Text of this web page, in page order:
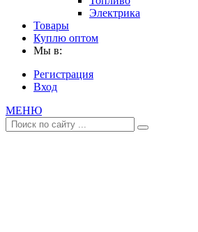
Электрика
Товары
Куплю оптом
Мы в:
Регистрация
Вход
МЕНЮ